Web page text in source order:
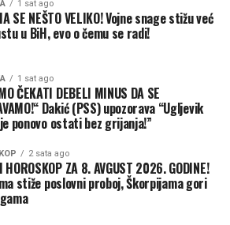
tokom neprijateljske okupacije.
izuzetke Trampova administracija
novim, znatno užim pristupom.
se, između ostalog, na određene
svrstava u kategoriju
kao i na druge specifične
bile podijeljene
slučaj rezultatom 6:3, odluka je
1 sat ago
SE NEŠTO VELIKO! Vojne snage stižu već
u BiH, evo o čemu se radi!
1 sat ago
ČEKATI DEBELI MINUS DA SE
Dakić (PSS) upozorava “Ugljevik
ponovo ostati bez grijanja!”
2 sata ago
HOROSKOP ZA 8. AVGUST 2026. GODINE!
stiže poslovni proboj, Škorpijama gori